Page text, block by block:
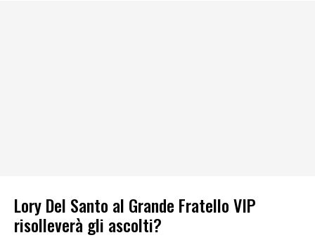
Lory Del Santo al Grande Fratello VIP
risolleverà gli ascolti?